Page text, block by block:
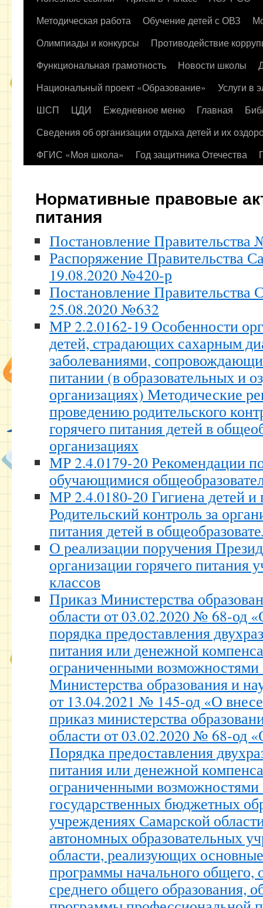
содержимому
Методическая работа
Обучение детей с ОВЗ
Олимпиады и конкурсы
Противодействие
Функциональная грамотность
Новости школы
Национальный проект «Образование»
Услуги в
ШСП
ЦДИ Ежедневное меню Главная
Сведения об организации отдыха детей и их
ФГИС «Моя школа»
Год защитника Отечества
Нормативные правовые
питания
Постановление Правительства
Распоряжение Правительства
19.08.2020 №420-р
Постановление Правительства
25.08.2020 №632
МР 2.2.0162-19 Особенности
детей, страдающих сахарным
заболеваниями,
питании (в образовательных и
организациях) Методические
проведению родительского
горячего питания детей в
организациях
МР 2.4.0179-20 Рекомендации
обучающимися
МР 2.4.0180-20 Гигиена детей и
Родительский контроль за
питания детей в
О реализации поручения
организации горячего питания
классов
Приказ Министерства
области от 03.02.2020 № 68-од
порядка предоставления
питания или денежной
ограниченными возможностями
Министерства образования и
от 13.04.2021 № 145-од «О
приказ министерства
области от 03.02.2020 № 68-од
Порядка предоставления
питания или денежной
ограниченными возможностями
государственных бюджетных
учреждениях Самарской
автономных образовательных
области, реализующих
программы начального общего,
среднего общего образования,